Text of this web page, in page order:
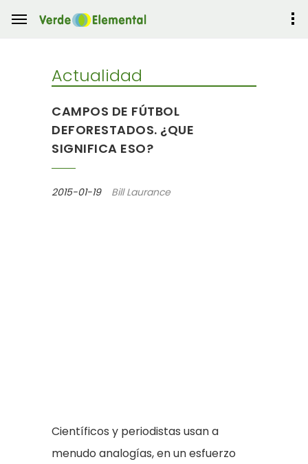
Actualidad
CAMPOS DE FÚTBOL
DEFORESTADOS. ¿QUE
SIGNIFICA ESO?
2015-01-19 Bill Laurance
Científicos y periodistas usan a
menudo analogías, en un esfuerzo